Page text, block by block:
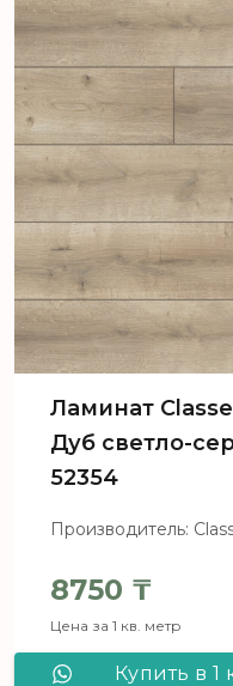
Ламинат
Дуб светло-
52354
Производитель:
8750 ₸
Цена за 1 кв. метр
Купить в 1